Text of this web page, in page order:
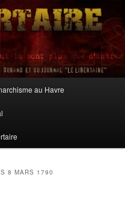
au Havre
8 MARS 1790